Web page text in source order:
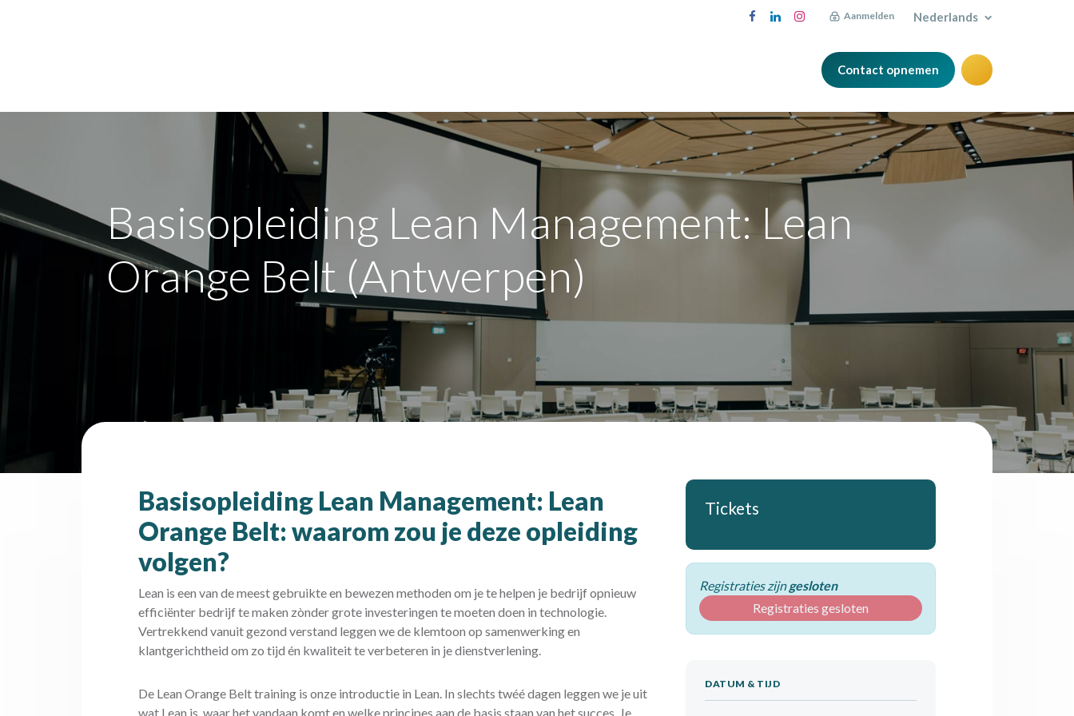
Aanmelden Nederlands
Contact opnemen
Basisopleiding Lean Management: Lean
Orange Belt (Antwerpen)
Basisopleiding Lean Management: Lean
Orange Belt: waarom zou je deze opleiding
volgen?
Lean is een van de meest gebruikte en bewezen methoden om je te helpen je bedrijf opnieuw
efficiënter bedrijf te maken zònder grote investeringen te moeten doen in technologie.
Vertrekkend vanuit gezond verstand leggen we de klemtoon op samenwerking en
klantgerichtheid om zo tijd én kwaliteit te verbeteren in je dienstverlening.
De Lean Orange Belt training is onze introductie in Lean. In slechts twéé dagen leggen we je uit
wat Lean is, waar het vandaan komt en welke principes aan de basis staan van het succes. Je
Tickets
Registraties zijngesloten
Registraties gesloten
DATUM & TIJD